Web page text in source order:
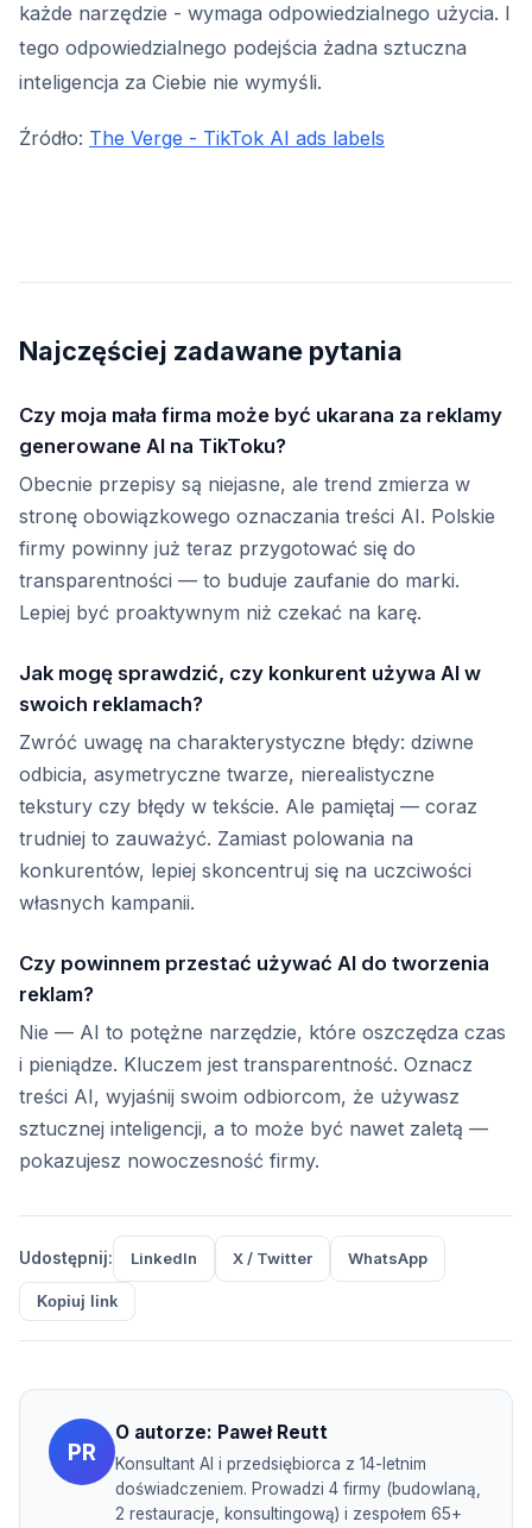
każde narzędzie - wymaga odpowiedzialnego użycia. I
tego odpowiedzialnego podejścia żadna sztuczna
inteligencja za Ciebie nie wymyśli.
Źródło: The Verge - TikTok AI ads labels
Najczęściej zadawane pytania
Czy moja mała firma może być ukarana za reklamy
generowane AI na TikToku?
Obecnie przepisy są niejasne, ale trend zmierza w
stronę obowiązkowego oznaczania treści AI. Polskie
firmy powinny już teraz przygotować się do
transparentności — to buduje zaufanie do marki.
Lepiej być proaktywnym niż czekać na karę.
Jak mogę sprawdzić, czy konkurent używa AI w
swoich reklamach?
Zwróć uwagę na charakterystyczne błędy: dziwne
odbicia, asymetryczne twarze, nierealistyczne
tekstury czy błędy w tekście. Ale pamiętaj — coraz
trudniej to zauważyć. Zamiast polowania na
konkurentów, lepiej skoncentruj się na uczciwości
własnych kampanii.
Czy powinnem przestać używać AI do tworzenia
reklam?
Nie — AI to potężne narzędzie, które oszczędza czas
i pieniądze. Kluczem jest transparentność. Oznacz
treści AI, wyjaśnij swoim odbiorcom, że używasz
sztucznej inteligencji, a to może być nawet zaletą —
pokazujesz nowoczesność firmy.
Udostępnij: LinkedIn X / Twitter WhatsApp
Kopiuj link
PR
O autorze: Paweł Reutt
Konsultant AI i przedsiębiorca z 14-letnim
doświadczeniem. Prowadzi 4 firmy (budowlaną,
2 restauracje, konsultingową) i zespołem 65+